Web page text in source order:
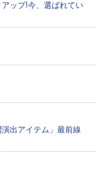
アップ!今、選ばれてい
出アイテム」最前線